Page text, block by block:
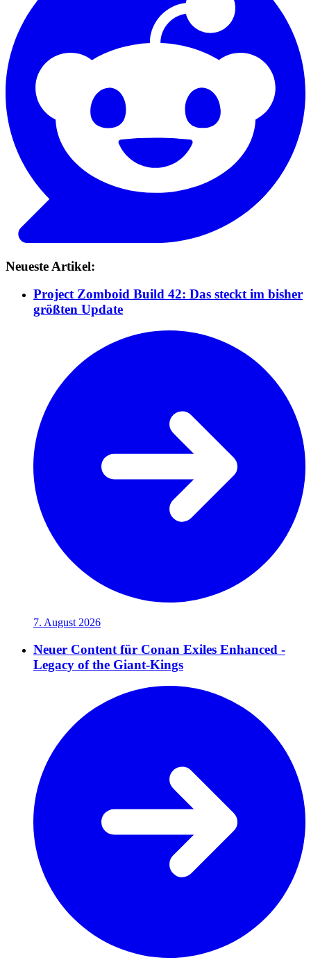
Neueste Artikel:
Project Zomboid Build 42: Das steckt im bisher
größten Update
7. August 2026
Neuer Content für Conan Exiles Enhanced -
Legacy of the Giant-Kings